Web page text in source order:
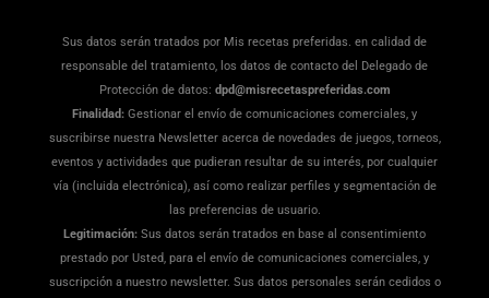
Sus datos serán tratados por Mis recetas preferidas. en calidad de
responsable del tratamiento, los datos de contacto del Delegado de
Protección de datos: dpd@misrecetaspreferidas.com
Finalidad: Gestionar el envío de comunicaciones comerciales, y
suscribirse nuestra Newsletter acerca de novedades de juegos, torneos,
eventos y actividades que pudieran resultar de su interés, por cualquier
vía (incluida electrónica), así como realizar perfiles y segmentación de
las preferencias de usuario.
Legitimación: Sus datos serán tratados en base al consentimiento
prestado por Usted, para el envío de comunicaciones comerciales, y
suscripción a nuestro newsletter. Sus datos personales serán cedidos o